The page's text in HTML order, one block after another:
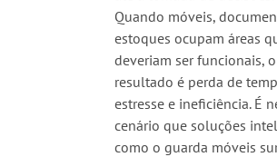
Quando móveis,
estoques ocupam áreas
deveriam ser funcionais, o
resultado é perda de
estresse e ineficiência. É
cenário que soluções
como o guarda móveis